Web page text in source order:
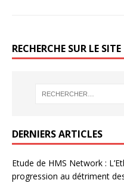
RECHERCHE SUR LE SITE
DERNIERS ARTICLES
Etude de HMS Network :
progression au détriment